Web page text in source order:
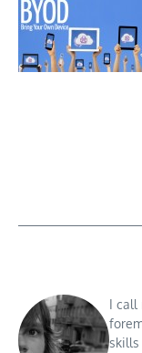
I call
skills